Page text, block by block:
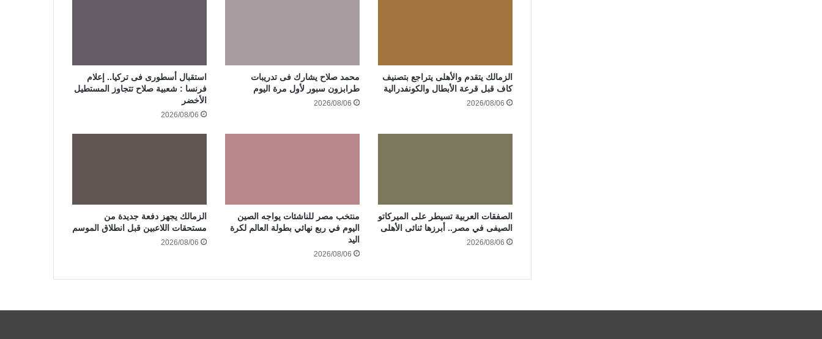
الزمالك يتقدم والأهلى يتراجع بتصنيف
كاف قبل قرعة الأبطال والكونفدرالية
2026/08/06
محمد صلاح يشارك فى تدريبات
طرابزون سبور لأول مرة اليوم
2026/08/06
استقبال أسطورى فى تركيا.. إعلام
فرنسا : شعبية صلاح تتجاوز المستطيل
الأخضر
2026/08/06
الصفقات العربية تسيطر على الميركاتو
الصيفى في مصر.. أبرزها ثنائى الأهلى
2026/08/06
منتخب مصر للناشئات يواجه الصين
اليوم في ربع نهائي بطولة العالم لكرة
اليد
2026/08/06
الزمالك يجهز دفعة جديدة من
مستحقات اللاعبين قبل انطلاق الموسم
2026/08/06